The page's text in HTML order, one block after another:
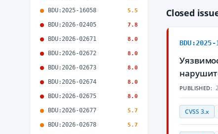
BDU:2025-16058 5.5
BDU:2026-02405 7.8
BDU:2026-02671 8.0
BDU:2026-02672 8.0
BDU:2026-02673 8.0
BDU:2026-02674 8.0
BDU:2026-02675 8.0
BDU:2026-02677 5.7
BDU:2026-02678 5.7
Closed
BDU:2025-
PUBLISHED:
CVSS 3.x